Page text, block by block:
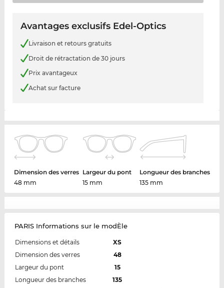
Avantages exclusifs Edel-Optics
Livraison et retours gratuits
Droit de rétractation de 30 jours
Prix avantageux
Achat sur facture
Dimension des verres
48 mm
Largeur du pont
15 mm
Longueur des branches
135 mm
PARIS Informations sur le modÈle
Dimensions et détails
XS
Dimension des verres
48
Largeur du pont
15
Longueur des branches
135